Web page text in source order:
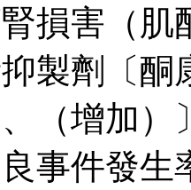
損害（
製劑〔酮
（增加）
事件發生